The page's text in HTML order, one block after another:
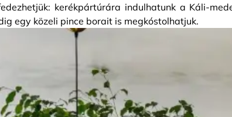
kerékpártúrára indulhatunk a Káli-
egy közeli pince borait is megkóstolhatjuk.